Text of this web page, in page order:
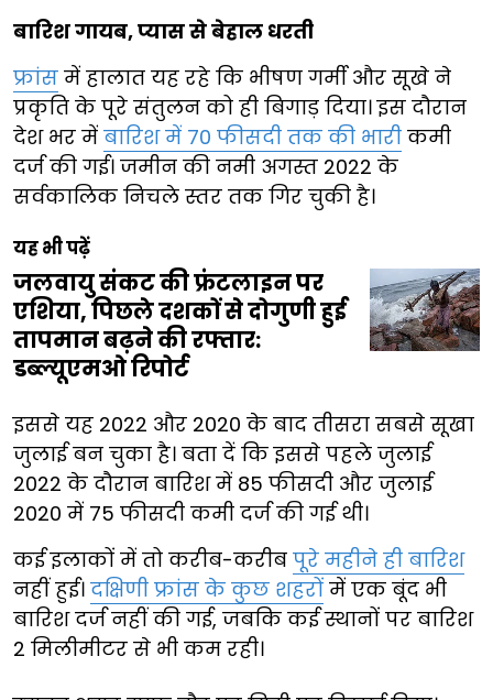
बारिश गायब, प्यास से बेहाल धरती
फ्रांस में हालात यह रहे कि भीषण गर्मी और सूखे ने
प्रकृति के पूरे संतुलन को ही बिगाड़ दिया। इस दौरान
देश भर में बारिश में 70 फीसदी तक की भारी कमी
दर्ज की गई। जमीन की नमी अगस्त 2022 के
सर्वकालिक निचले स्तर तक गिर चुकी है।
यह भी पढ़ें
जलवायु संकट की फ्रंटलाइन पर
एशिया, पिछले दशकों से दोगुणी हुई
तापमान बढ़ने की रफ्तार:
डब्ल्यूएमओ रिपोर्ट
इससे यह 2022 और 2020 के बाद तीसरा सबसे सूखा
जुलाई बन चुका है। बता दें कि इससे पहले जुलाई
2022 के दौरान बारिश में 85 फीसदी और जुलाई
2020 में 75 फीसदी कमी दर्ज की गई थी।
कई इलाकों में तो करीब-करीब पूरे महीने ही बारिश
नहीं हुई। दक्षिणी फ्रांस के कुछ शहरों में एक बूंद भी
बारिश दर्ज नहीं की गई, जबकि कई स्थानों पर बारिश
2 मिलीमीटर से भी कम रही।